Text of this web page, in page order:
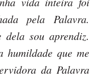
pela Palavra.
dela sou aprendiz.
humildade que me
da Palavra